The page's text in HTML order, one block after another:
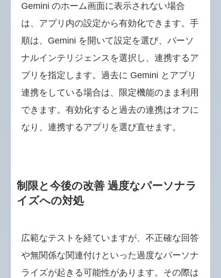
Gemini のホーム画面に表示されない場合
は、アプリ内の設定から有効化できます。手
順は、Gemini を開いて設定を選び、パーソ
ナルインテリジェンスを選択し、連携するア
プリを指定します。過去に Gemini とアプリ
連携をしている場合は、限定機能のまま利用
できます。有効化すると過去の連携はオフに
なり、連携するアプリを選び直せます。
制限と今後の改善 過度なパーソナラ
イズへの対処
広範なテストを経ていますが、不正確な回答
や無関係な関連付けといった過度なパーソナ
ライズが起きる可能性があります。その際は